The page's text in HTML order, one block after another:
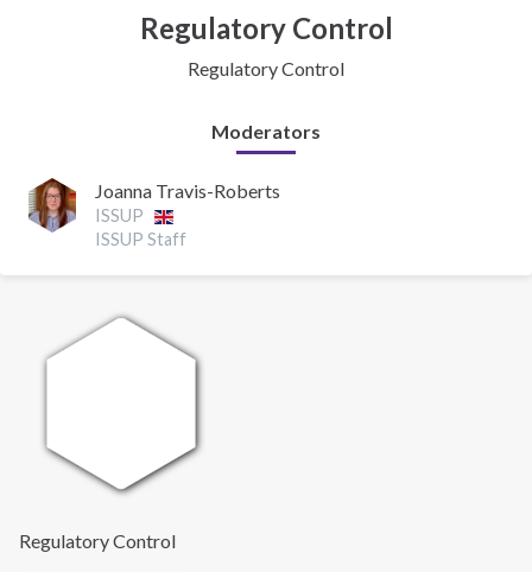
Regulatory Control
Regulatory Control
Moderators
Joanna Travis-Roberts
ISSUP
ISSUP Staff
Regulatory Control